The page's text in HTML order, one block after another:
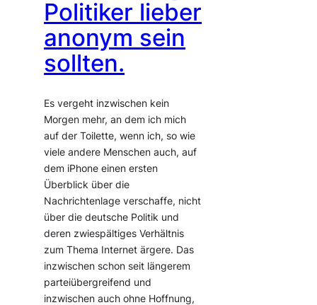
Politiker lieber
anonym sein
sollten.
Es vergeht inzwischen kein
Morgen mehr, an dem ich mich
auf der Toilette, wenn ich, so wie
viele andere Menschen auch, auf
dem iPhone einen ersten
Überblick über die
Nachrichtenlage verschaffe, nicht
über die deutsche Politik und
deren zwiespältiges Verhältnis
zum Thema Internet ärgere. Das
inzwischen schon seit längerem
parteiübergreifend und
inzwischen auch ohne Hoffnung,